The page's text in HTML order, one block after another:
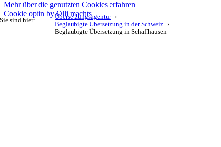
Sie sind hier:
Übersetzungsagentur
Beglaubigte Übersetzung in der Schweiz
Beglaubigte Übersetzung in Schaffhausen
Mehr über die genutzten Cookies erfahren
Cookie optin by Olli machts